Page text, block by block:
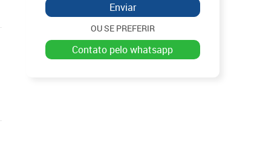
Enviar
OU SE PREFERIR
contato pelo whatsapp